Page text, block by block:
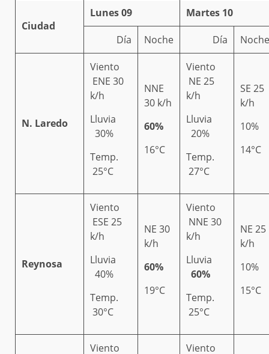
Ciudad
Lunes 09 Martes 10
Día Noche Día Noche
N. Laredo
Viento
ENE 30
k/h
Lluvia
30%
Temp.
25°C
NNE
30 k/h
60%
16°C
Viento
NE 25
k/h
Lluvia
20%
Temp.
27°C
SE 25
k/h
10%
14°C
Reynosa
Viento
ESE 25
k/h
Lluvia
40%
Temp.
30°C
NE 30
k/h
60%
19°C
Viento
NNE 30
k/h
Lluvia
60%
Temp.
25°C
NE 25
k/h
10%
15°C
Viento
Viento